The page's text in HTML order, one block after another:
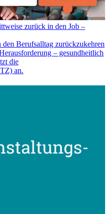
zurück in den Job –
Berufsalltag zurückzukehren
– gesundheitlich
die
an.